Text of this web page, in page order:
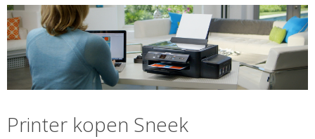
Printer kopen Sneek